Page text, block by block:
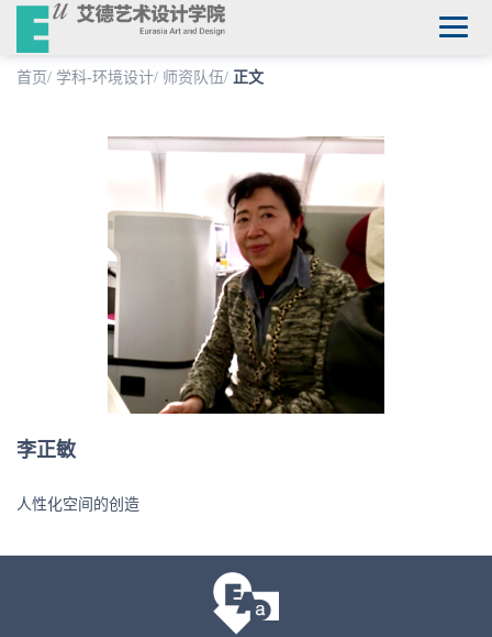
首页/ 学科-环境设计/ 师资队伍/ 正文
李正敏
人性化空间的创造